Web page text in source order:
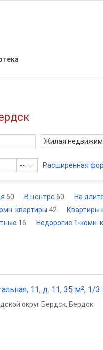
Жилая
-- Расширенная
60 В центре 60 На
квартиры 42 Квартиры
16 Недорогие 1-комн.
11, д. 11, 35 м², 1/3
округ Бердск, Бердск